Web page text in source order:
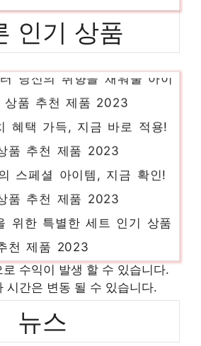
인기 상품
당신의 취향을 채워줄 아이
상품 추천 제품 2023
혜택 가득, 지금 바로 적용!
품 추천 제품 2023
스페셜 아이템, 지금 확인!
품 추천 제품 2023
위한 특별한 세트 인기 상품
추천 제품 2023
칠 수 없는 이번 특가! 인기
추천 제품 2023
이 움직이는 디자인 아이템
품 추천 제품 2023
수익이 발생 할 수 있습니다.
시간은 변동 될 수 있습니다.
뉴스